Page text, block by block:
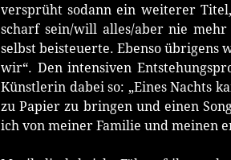
versprüht sodann ein weiterer
scharf sein/will alles/aber nie mehr
selbst beisteuerte. Ebenso übrigens
wir“. Den intensiven
Künstlerin dabei so: „Eines Nachts
zu Papier zu bringen und einen
ich von meiner Familie und meinen